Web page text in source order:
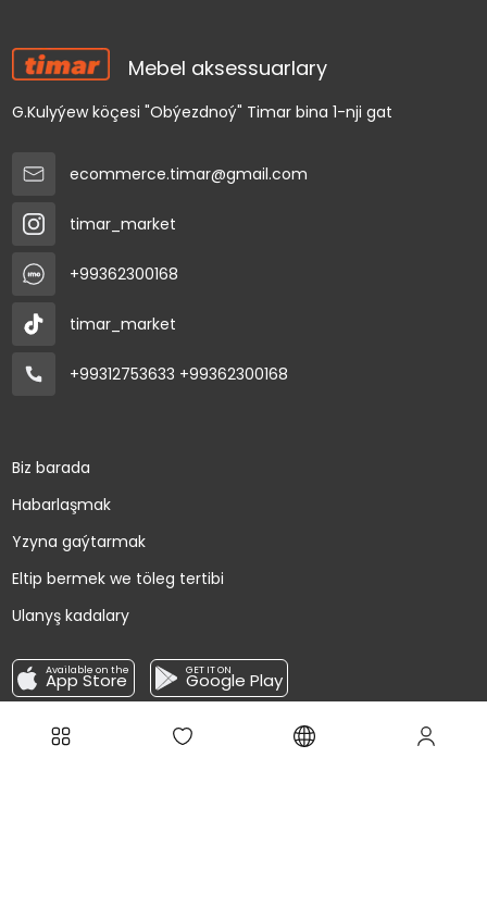
Mebel aksessuarlary
G.Kulyýew köçesi "Obýezdnoý" Timar bina 1-nji gat
ecommerce.timar@gmail.com
timar_market
+99362300168
timar_market
+99312753633 +99362300168
Biz barada
Habarlaşmak
Yzyna gaýtarmak
Eltip bermek we töleg tertibi
Ulanyş kadalary
Available on the
App Store GET IT ON
Google Play